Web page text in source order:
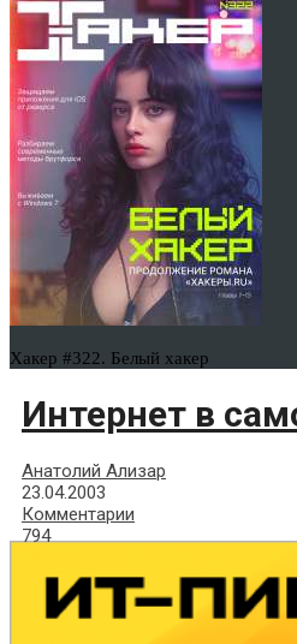
Хакер #322. Белый хакер
Интернет в
Анатолий Ализар
23.04.2003
Комментарии
794